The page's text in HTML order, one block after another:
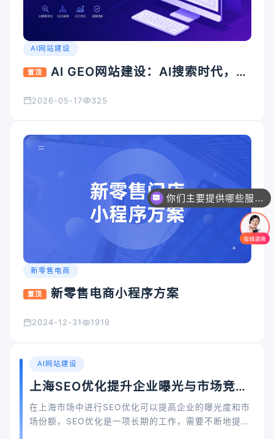
AI网站建设
置顶
AI GEO网站建设：AI搜索时代，企
2026-05-17 325
新零售电商
置顶 新零售电商小程序方案
2024-12-31 1919
AI网站建设
上海SEO优化提升企业曝光与市场竞争
力
在上海市场中进行SEO优化可以提高企业的曝光度和市
场份额，SEO优化是一项长期的工作，需要不断地提高
你们主要提供哪些服务？可以根据需求定制吗？